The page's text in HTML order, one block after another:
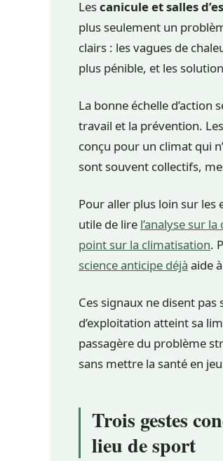
Lescanicule et salles
plus seulement un
clairs : les vagues de
plus pénible, et les
La bonne échelle d’action
travail et la prévention.
conçu pour un climat qui
sont souvent collectifs,
Pour aller plus loin sur les
utile de lire l’analyse sur
point sur la climatisation.
science anticipe déjà aide
Ces signaux ne disent pas
d’exploitation atteint sa
passagère du problème
sans mettre la santé en
Trois gestes
lieu de sport